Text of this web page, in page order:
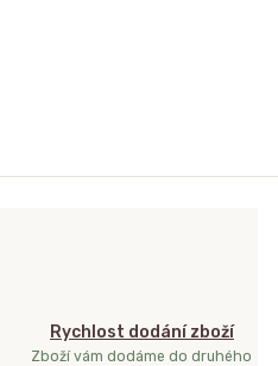
Rychlost dodání zboží
Zboží vám dodáme do druhého